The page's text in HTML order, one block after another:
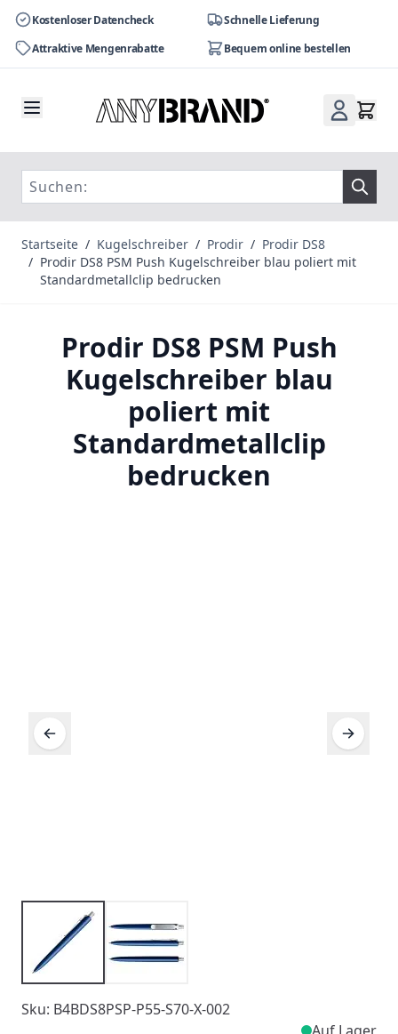
Kostenloser Datencheck
Schnelle Lieferung
Attraktive Mengenrabatte
Bequem online bestellen
Startseite / Kugelschreiber / Prodir / Prodir DS8
/ Prodir DS8 PSM Push Kugelschreiber blau poliert mit
Standardmetallclip bedrucken
Prodir DS8 PSM Push
Kugelschreiber blau
poliert mit
Standardmetallclip
bedrucken
Sku: B4BDS8PSP-P55-S70-X-002